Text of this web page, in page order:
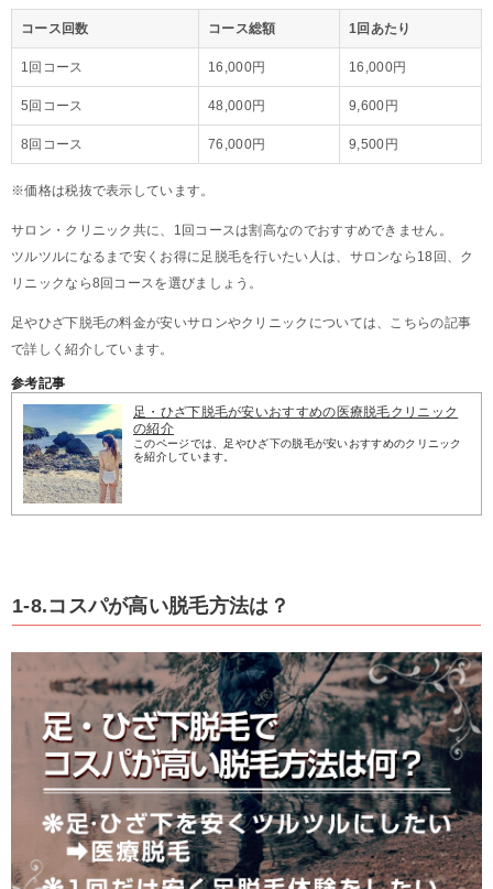
コース回数 コース総額 1回あたり
1回コース 16,000円 16,000円
5回コース 48,000円 9,600円
8回コース 76,000円 9,500円
※価格は税抜で表示しています。
サロン・クリニック共に、1回コースは割高なのでおすすめできません。
ツルツルになるまで安くお得に足脱毛を行いたい人は、サロンなら18回、ク
リニックなら8回コースを選びましょう。
足やひざ下脱毛の料金が安いサロンやクリニックについては、こちらの記事
で詳しく紹介しています。
参考記事
足・ひざ下脱毛が安いおすすめの医療脱毛クリニック
の紹介
このページでは、足やひざ下の脱毛が安いおすすめのクリニック
を紹介しています。
1-8.コスパが高い脱毛方法は？